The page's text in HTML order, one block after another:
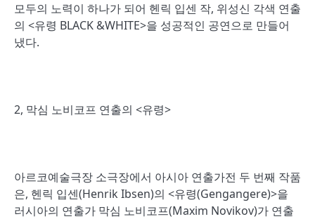
모두의 노력이 하나가 되어 헨릭 입센 작, 위성신 각색 연출
의 <유령 BLACK &WHITE>을 성공적인 공연으로 만들어
냈다.
2, 막심 노비코프 연출의 <유령>
아르코예술극장 소극장에서 아시아 연출가전 두 번째 작품
은, 헨릭 입센(Henrik Ibsen)의 <유령(Gengangere)>을
러시아의 연출가 막심 노비코프(Maxim Novikov)가 연출